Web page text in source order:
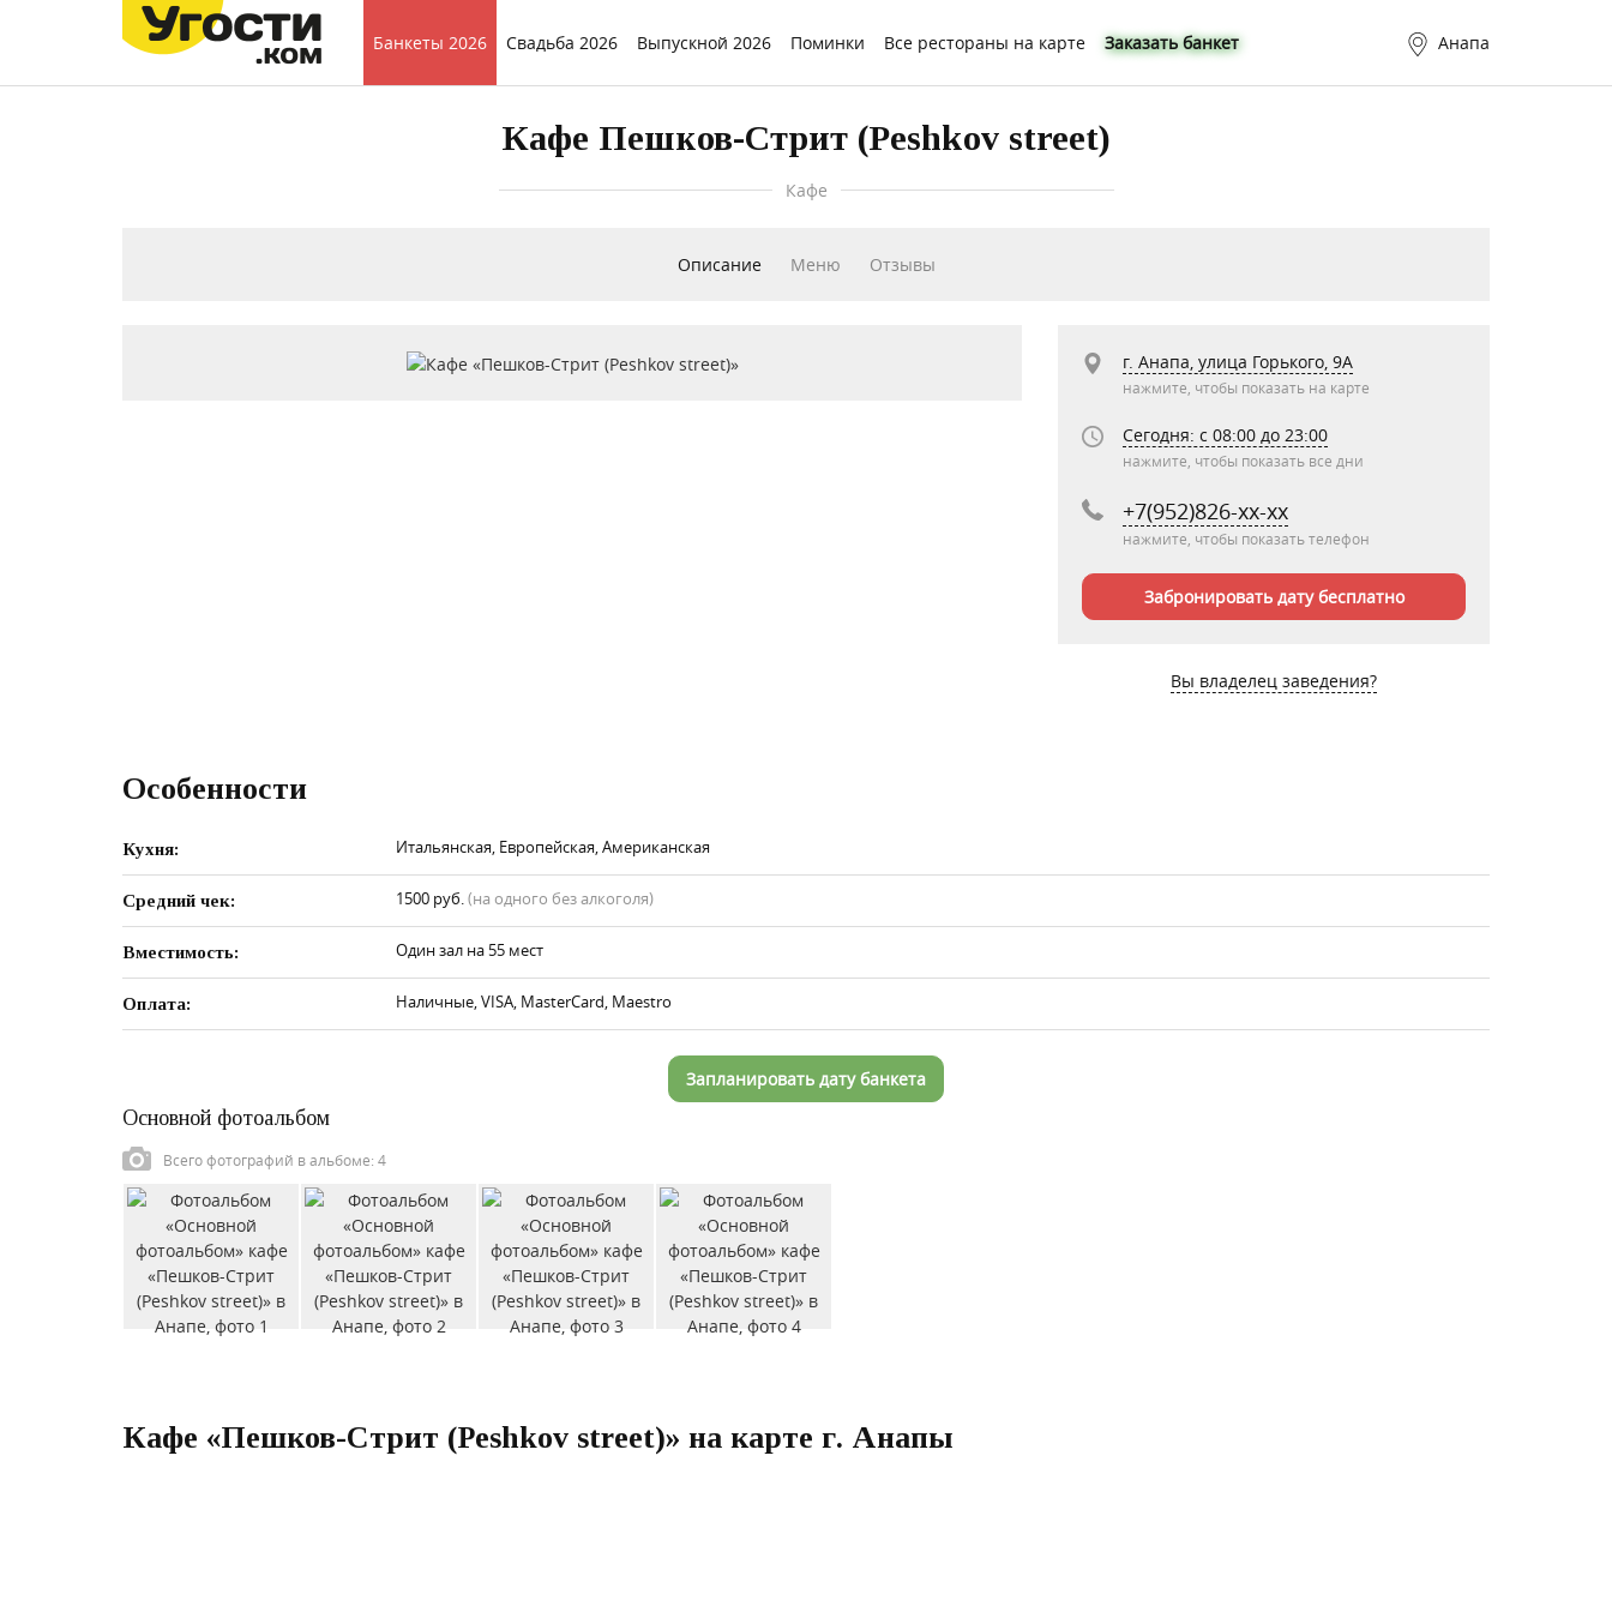
Банкеты 2026 Свадьба 2026 Выпускной 2026 Поминки Все рестораны на карте Заказать банкет Анапа
Кафе Пешков-Стрит (Peshkov street)
Кафе
Описание Меню Отзывы
г. Анапа, улица Горького, 9А
нажмите, чтобы показать на карте
Сегодня: c 08:00 до 23:00
нажмите, чтобы показать все дни
+7(952)826-xx-xx
нажмите, чтобы показать телефон
Забронировать дату бесплатно
Вы владелец заведения?
Особенности
Кухня: Итальянская, Европейская, Американская
Средний чек: 1500 руб.(на одного без алкоголя)
Вместимость: Один зал на 55 мест
Оплата: Наличные, VISA, MasterCard, Maestro
Запланировать дату банкета
Основной фотоальбом
Всего фотографий в альбоме: 4
Кафе «Пешков-Стрит (Peshkov street)» на карте г. Анапы